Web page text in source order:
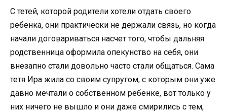
С тетей, которой родители хотели отдать своего
ребенка, они практически не держали связь, но когда
начали договариваться насчет того, чтобы дальняя
родственница оформила опекунство на себя, они
внезапно стали довольно часто стали общаться. Сама
тетя Ира жила со своим супругом, с которым они уже
давно мечтали о собственном ребенке, вот только у
них ничего не вышло и они даже смирились с тем,